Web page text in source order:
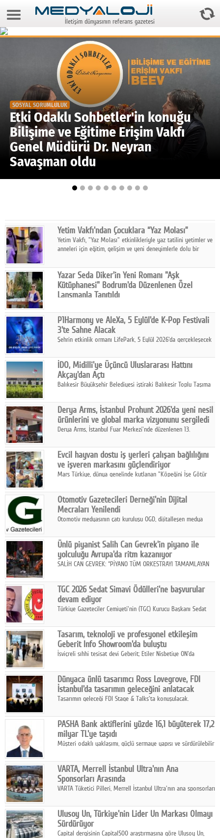
8 Ağustos 2026 14:06:25
Video Galeri
Gazeteler
Medya
Reyting-tiraj
Teknoloji
Televizyon
Facebook
Diziler
Karikatür
Youtube
Polemik
Reklam
Yazarlar
Künye
SOSYAL MEDYA
Facebook
Twitter
Google Plus
© 2026 TÜM HAKLARI SAKLIDIR
İletişim dünyasının referans gazetesi
SOSYAL SORUMLULUK
Etki Odaklı Sohbetler'in konuğu
Bilişime ve Eğitime Erişim Vakfı
Genel Müdürü Dr. Neyran
Savaşman oldu
Yetim Vakfı'ndan Çocuklara “Yaz Molası”
Yetim Vakfı, "Yaz Molası" etkinlikleriyle yaz tatilini yetimler ve
anneleri için eğitim, gelişim ve yeni deneyimlerle dolu bir
Yazar Seda Diker'in Yeni Romanı "Aşk
Kütüphanesi" Bodrum'da Düzenlenen Özel
Lansmanla Tanıtıldı
Diker'in 13. kitabı “Aşk Kütüphanesi” 6 Ağustos'ta Casa dell'Arte
Bodrum'da düzenlenen özel lansmanla okurlarıyla buluştu.
P1Harmony ve AleXa, 5 Eylül'de K-Pop Festivali
3'te Sahne Alacak
Şehrin etkinlik ormanı LifePark, 5 Eylül 2026'da gerçekleşecek
haritasında önemli bir destinasyon haline getirmeye
hazırlanıyor.
İDO, Midilli'ye Üçüncü Uluslararası Hattını
Akçay'dan Açtı
Balıkesir Büyükşehir Belediyesi iştiraki Balıkesir Toplu Taşıma
Midilli hattının resmi açılışı gerçekleştirildi.
Derya Arms, İstanbul Prohunt 2026'da yeni nesil
ürünlerini ve global marka vizyonunu sergiledi
Derya Arms, İstanbul Fuar Merkezi'nde düzenlenen 13.
Fuarı'nda sektör profesyonelleri, iş ortakları, bayiler ve son
kullanıcılarla bir araya geldi.
Evcil hayvan dostu iş yerleri çalışan bağlılığını
ve işveren markasını güçlendiriyor
Mars Türkiye, dünya genelinde kutlanan "Köpeğini İşe Götür
çalışan bağlılığı, iyi olma hali ve işveren markası üzerindeki
etkisine dikkat çekti.
Otomotiv Gazetecileri Derneği'nin Dijital
Mecraları Yenilendi
Otomotiv medyasının çatı kuruluşu OGD, dijitalleşen medya
hedefiyle internet sitesini ve sosyal medya kanallarını yeniledi.
Ünlü piyanist Salih Can Gevrek'in piyano ile
yolculuğu Avrupa'da ritm kazanıyor
SALİH CAN GEVREK: “PİYANO TÜM ORKESTRAYI TAMAMLAYAN
ETKİ YARATIYOR"
TGC 2026 Sedat Simavi Ödülleri'ne başvurular
devam ediyor
Türkiye Gazeteciler Cemiyeti'nin (TGC) Kurucu Başkanı Sedat
Tasarım, teknoloji ve profesyonel etkileşim
Geberit Info Showroom'da buluştu
İsviçreli sıhhi tesisat devi Geberit; Etiler Nisbetiye ON'da
ortaklığıyla özel bir davete ev sahipliği yaptı.
Dünyaca ünlü tasarımcı Ross Lovegrove, FDI
İstanbul'da tasarımın geleceğini anlatacak
Tasarımın geleceği FDI Stage & Talks'ta konuşulacak.
PASHA Bank aktiflerini yüzde 16,1 büyüterek 17,2
milyar TL'ye taşıdı
Müşteri odaklı yaklaşımı, güçlü sermaye yapısı ve sürdürülebilir
yılının ilk yarısında güçlü finansal performansını korudu.
VARTA, Merrell İstanbul Ultra'nın Ana
Sponsorları Arasında
VARTA Tüketici Pilleri, Merrell İstanbul Ultra'nın ana sponsorları
enerjisine güç katıyor.
Ulusoy Un, Türkiye'nin Lider Un Markası Olmayı
Sürdürüyor
Capital dergisinin Capital500 araştırmasına göre Ulusoy Un,